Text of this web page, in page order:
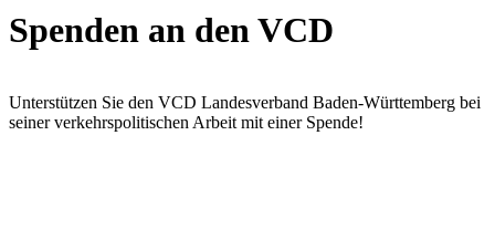
Spenden an den VCD
Unterstützen Sie den VCD Landesverband Baden-Württemberg bei
seiner verkehrspolitischen Arbeit mit einer Spende!